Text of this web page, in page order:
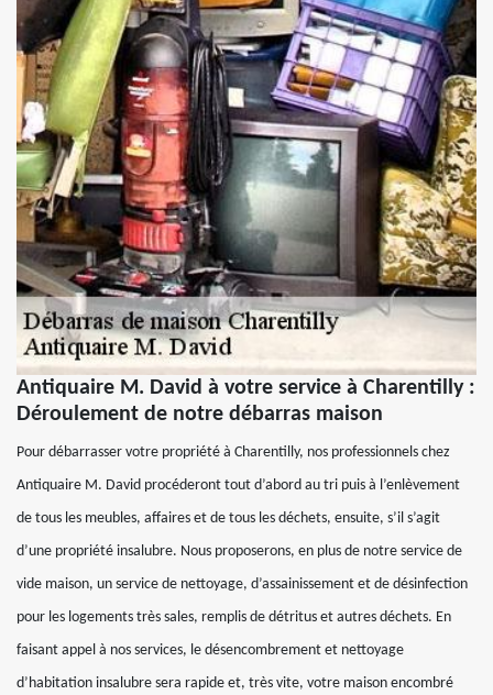
Antiquaire M. David à votre service à Charentilly :
Déroulement de notre débarras maison
Pour débarrasser votre propriété à Charentilly, nos professionnels chez
Antiquaire M. David procéderont tout d’abord au tri puis à l’enlèvement
de tous les meubles, affaires et de tous les déchets, ensuite, s’il s’agit
d’une propriété insalubre. Nous proposerons, en plus de notre service de
vide maison, un service de nettoyage, d’assainissement et de désinfection
pour les logements très sales, remplis de détritus et autres déchets. En
faisant appel à nos services, le désencombrement et nettoyage
d’habitation insalubre sera rapide et, très vite, votre maison encombré